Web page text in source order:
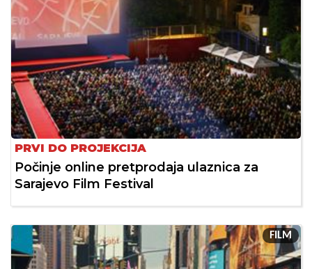
PRVI DO PROJEKCIJA
Počinje online pretprodaja ulaznica za
Sarajevo Film Festival
FILM